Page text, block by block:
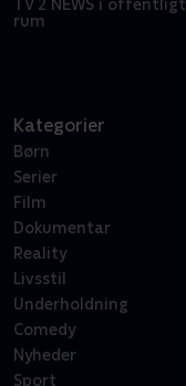
TV 2 NEWS i offentligt
rum
Kategorier
Børn
Serier
Film
Dokumentar
Reality
Livsstil
Underholdning
Comedy
Nyheder
Sport